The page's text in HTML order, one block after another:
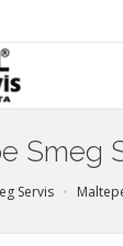
Smeg
Servis